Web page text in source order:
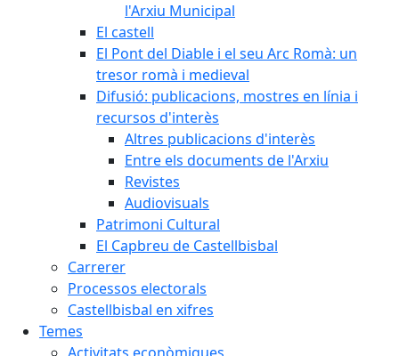
l'Arxiu Municipal
El castell
El Pont del Diable i el seu Arc Romà: un
tresor romà i medieval
Difusió: publicacions, mostres en línia i
recursos d'interès
Altres publicacions d'interès
Entre els documents de l'Arxiu
Revistes
Audiovisuals
Patrimoni Cultural
El Capbreu de Castellbisbal
Carrerer
Processos electorals
Castellbisbal en xifres
Temes